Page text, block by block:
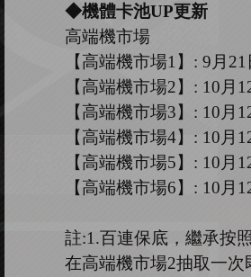
◆機體卡池UP更新
高端機市場
【高端機市場1 】 : 9 月 21
【高端機市場2】 : 10 月
【高端機市場3】 : 10 月
【高端機市場4】 : 10 月
【高端機市場5】 : 10 月
【高端機市場6】 : 10 月
註:1.百連保底，繼承按
在高端機市場2抽取一次